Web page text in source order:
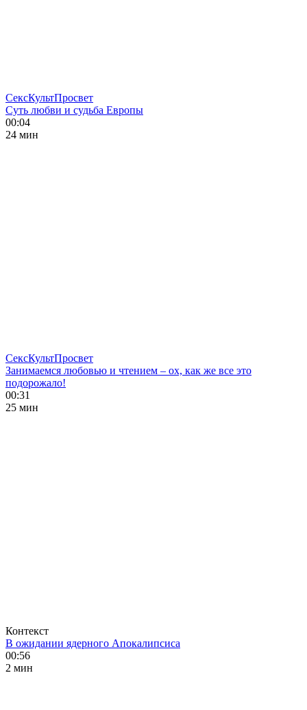
СексКультПросвет
Суть любви и судьба Европы
00:04
24 мин
СексКультПросвет
Занимаемся любовью и чтением – ох, как же все это
подорожало!
00:31
25 мин
Контекст
В ожидании ядерного Апокалипсиса
00:56
2 мин